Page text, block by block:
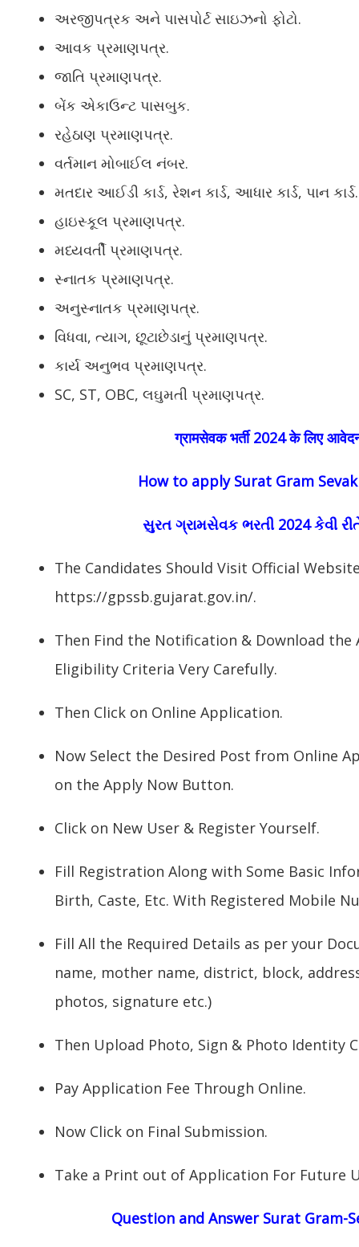
અરજીપત્રક અને પાસપોર્ટ સાઇઝનો ફોટો.
આવક પ્રમાણપત્ર.
જાતિ પ્રમાણપત્ર.
બેંક એકાઉન્ટ પાસબુક.
રહેઠાણ પ્રમાણપત્ર.
વર્તમાન મોબાઈલ નંબર.
મતદાર આઈડી કાર્ડ, રેશન કાર્ડ, આધાર કાર્ડ, પાન કાર્ડ.
હાઇસ્કૂલ પ્રમાણપત્ર.
મધ્યવર્તી પ્રમાણપત્ર.
સ્નાતક પ્રમાણપત્ર.
અનુસ્નાતક પ્રમાણપત્ર.
વિધવા, ત્યાગ, છૂટાછેડાનું પ્રમાણપત્ર.
કાર્ય અનુભવ પ્રમાણપત્ર.
SC, ST, OBC, લઘુમતી પ્રમાણપત્ર.
ग्रामसेवक भर्ती 2024 के लिए
How to apply Surat Gram
સુરત ગ્રામસેવક ભરતી 2024 કેવી
The Candidates Should Visit Official
https://gpssb.gujarat.gov.in/.
Then Find the Notification & Download the
Eligibility Criteria Very Carefully.
Then Click on Online Application.
Now Select the Desired Post from Online
on the Apply Now Button.
Click on New User & Register Yourself.
Fill Registration Along with Some Basic
Birth, Caste, Etc. With Registered Mobile
Fill All the Required Details as per your
name, mother name, district, block,
photos, signature etc.)
Then Upload Photo, Sign & Photo Identity
Pay Application Fee Through Online.
Now Click on Final Submission.
Take a Print out of Application For Future
Question and Answer Surat Gram-